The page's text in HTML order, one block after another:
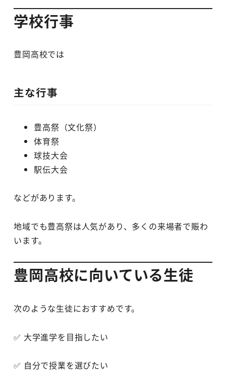
学校行事
豊岡高校では
主な行事
豊高祭（文化祭）
体育祭
球技大会
駅伝大会
などがあります。
地域でも豊高祭は人気があり、多くの来場者で賑わ
います。
豊岡高校に向いている生徒
次のような生徒におすすめです。
✅ 大学進学を目指したい
✅ 自分で授業を選びたい